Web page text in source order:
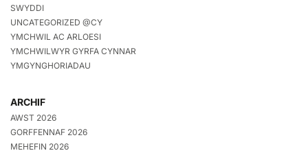
SWYDDI
UNCATEGORIZED @CY
YMCHWIL AC ARLOESI
YMCHWILWYR GYRFA CYNNAR
YMGYNGHORIADAU
ARCHIF
AWST 2026
GORFFENNAF 2026
MEHEFIN 2026